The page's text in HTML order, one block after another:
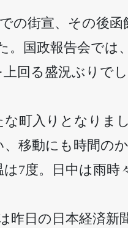
の街宣、その後
国政報告会では
回る盛況ぶりで
町入りとなりま
移動にも時間の
7度。日中は雨時
日の日本経済新